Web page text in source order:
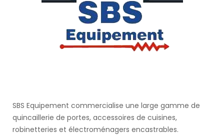
SBS Equipement commercialise une large gamme de
quincaillerie de portes, accessoires de cuisines,
robinetteries et électroménagers encastrables.